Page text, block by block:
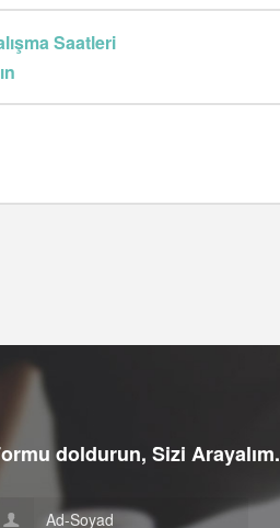
Saatleri
doldurun, Sizi Arayalım.